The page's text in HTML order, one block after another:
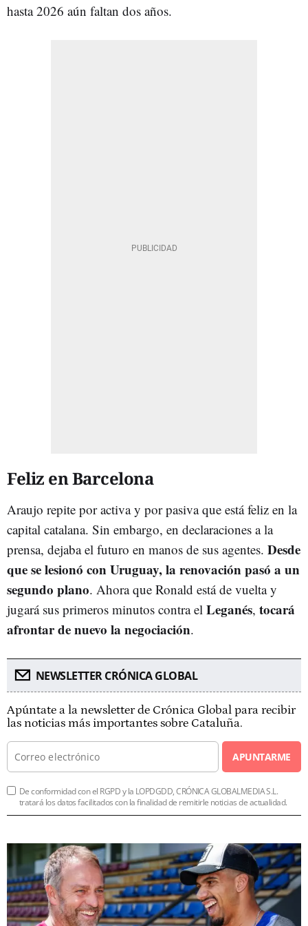
hasta 2026 aún faltan dos años.
Feliz en Barcelona
Araujo repite por activa y por pasiva que está feliz en la
capital catalana. Sin embargo, en declaraciones a la
prensa, dejaba el futuro en manos de sus agentes. Desde
que se lesionó con Uruguay, la renovación pasó a un
segundo plano. Ahora que Ronald está de vuelta y
jugará sus primeros minutos contra el Leganés, tocará
afrontar de nuevo la negociación.
NEWSLETTER CRÓNICA GLOBAL
Apúntate a la newsletter de Crónica Global para recibir
las noticias más importantes sobre Cataluña.
APUNTARME
De conformidad con el RGPD y la LOPDGDD, CRÓNICA GLOBALMEDIA S.L.
tratará los datos facilitados con la finalidad de remitirle noticias de actualidad.